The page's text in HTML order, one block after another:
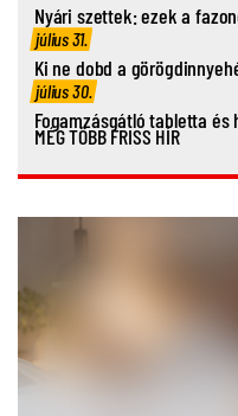
Nyári szettek: ezek a
július 31.
Ki ne dobd a
július 30.
Fogamzásgátló tabletta és
MÉG TÖBB FRISS HÍR